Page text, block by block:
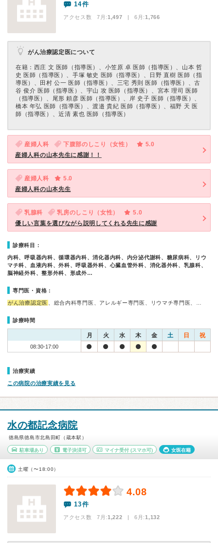
14件
アクセス数 7月:1,497 | 6月:1,766
がん治療認定医について
在籍：⻄庄 ⽂ 医師（指導医）、⼩笠原 卓 医師（指導医）、⼭本 哲
史 医師（指導医）、⼿塚 敏史 医師（指導医）、⽇野 直樹 医師（指
導医）、⽥村 公⼀ 医師（指導医）、三宅 秀則 医師（指導医）、古
⾕ 俊介 医師（指導医）、宇⼭ 攻 医師（指導医）、宮本 理司 医師
（指導医）、尾形 頼彦 医師（指導医）、岸 史⼦ 医師（指導医）、
橋本 年弘 医師（指導医）、渡邉 貴紀 医師（指導医）、福野 天 医
師（指導医）、近清 素也 医師（指導医）
産婦人科 下腹部のしこり（女性）
5.0
産婦人科の山本先生に感謝！！
産婦人科
5.0
産婦人科の山本先生
乳腺科 乳房のしこり（女性）
5.0
優しい言葉を選びながら説明してくれる先生に感謝
診療科目：
内科、呼吸器内科、循環器内科、消化器内科、内分泌代謝科、糖尿病科、リウ
マチ科、血液内科、外科、呼吸器外科、心臓血管外科、消化器外科、乳腺科、
脳神経外科、整形外科、形成外…
専門医・資格：
がん治療認定医 、総合内科専門医、アレルギー専門医、リウマチ専門医、…
診療時間
月 火 水 木 金 土 日 祝
08:30-17:00
治療実績
この病院の治療実績を見る
水の都記念病院
徳島県徳島市北島田町（蔵本駅）
駐車場あり 電子決済可 マイナ受付 (スマホ可) 女医在籍
土曜（〜18:00）
4.08
13件
アクセス数 7月:1,222 | 6月:1,132